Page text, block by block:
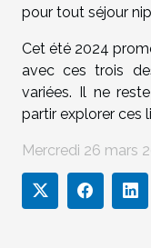
pour tout séjour
Cet été 2024
avec ces trois
variées. Il ne
partir explorer ces
Mercredi 26 mars